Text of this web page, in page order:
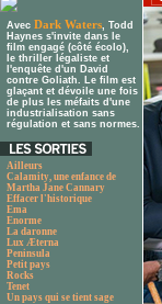
Avec Dark Waters, Todd
Haynes s'invite dans le
film engagé (côté écolo),
le thriller légaliste et
l'enquête d'un David
contre Goliath. Le film est
glaçant et dévoile une fois
de plus les méfaits d'une
industrialisation sans
régulation et sans normes.
Ailleurs
Calamity, une enfance de
Martha Jane Cannary
Effacer l'historique
Ema
Enorme
La daronne
Lux Æterna
Peninsula
Petit pays
Rocks
Tenet
Un pays qui se tient sage